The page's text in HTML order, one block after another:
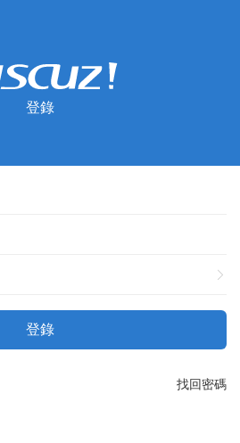
登錄
登錄
找回密碼